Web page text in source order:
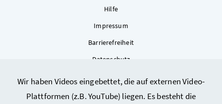
Wir haben Videos eingebettet, die auf externen Video-
Plattformen (z.B. YouTube) liegen. Es besteht die
Hilfe
Impressum
Barrierefreiheit
Datenschutz
Sitemap